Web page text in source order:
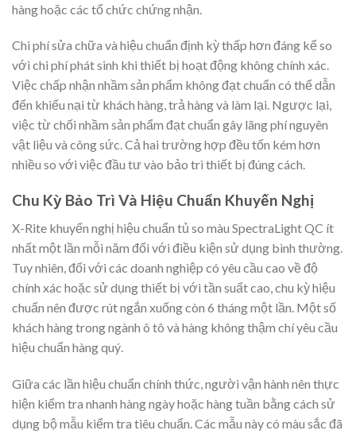
hàng hoặc các tổ chức chứng nhận.
Chi phí sửa chữa và hiệu chuẩn định kỳ thấp hơn đáng kể so
với chi phí phát sinh khi thiết bị hoạt động không chính xác.
Việc chấp nhận nhầm sản phẩm không đạt chuẩn có thể dẫn
đến khiếu nại từ khách hàng, trả hàng và làm lại. Ngược lại,
việc từ chối nhầm sản phẩm đạt chuẩn gây lãng phí nguyên
vật liệu và công sức. Cả hai trường hợp đều tốn kém hơn
nhiều so với việc đầu tư vào bảo trì thiết bị đúng cách.
Chu Kỳ Bảo Trì Và Hiệu Chuẩn Khuyến Nghị
X-Rite khuyến nghị hiệu chuẩn tủ so màu SpectraLight QC ít
nhất một lần mỗi năm đối với điều kiện sử dụng bình thường.
Tuy nhiên, đối với các doanh nghiệp có yêu cầu cao về độ
chính xác hoặc sử dụng thiết bị với tần suất cao, chu kỳ hiệu
chuẩn nên được rút ngắn xuống còn 6 tháng một lần. Một số
khách hàng trong ngành ô tô và hàng không thậm chí yêu cầu
hiệu chuẩn hàng quý.
Giữa các lần hiệu chuẩn chính thức, người vận hành nên thực
hiện kiểm tra nhanh hàng ngày hoặc hàng tuần bằng cách sử
dụng bộ mẫu kiểm tra tiêu chuẩn. Các mẫu này có màu sắc đã